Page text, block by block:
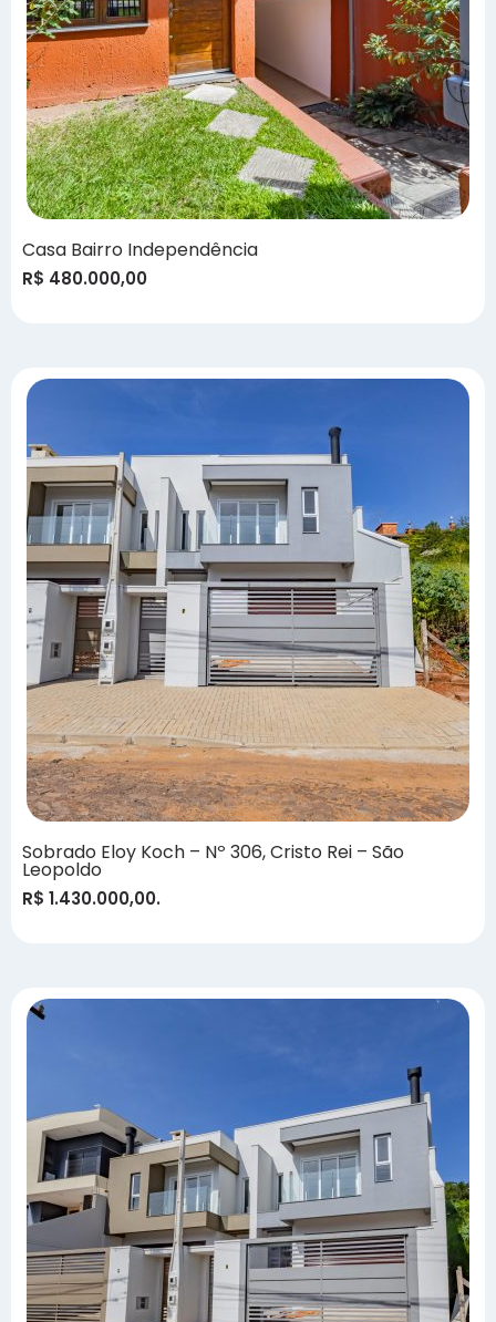
Casa Bairro Independência
R$ 480.000,00
Sobrado Eloy Koch – Nº 306, Cristo Rei – São
Leopoldo
R$ 1.430.000,00.